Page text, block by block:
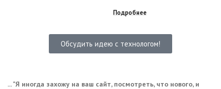
Подробнее
Обсудить идею с технологом!
... "Я иногда захожу на ваш сайт, посмотреть, что нового, и